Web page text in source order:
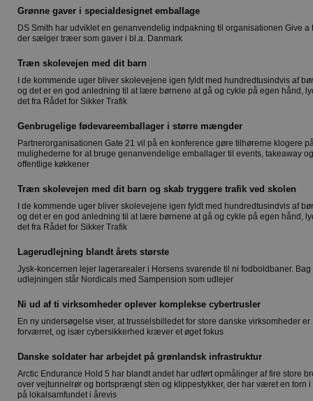
Grønne gaver i specialdesignet emballage
DS Smith har udviklet en genanvendelig indpakning til organisationen Give a
der sælger træer som gaver i bl.a. Danmark
Træn skolevejen med dit barn
I de kommende uger bliver skolevejene igen fyldt med hundredtusindvis af
og det er en god anledning til at lære børnene at gå og cykle på egen hånd,
det fra Rådet for Sikker Trafik
Genbrugelige fødevareemballager i større mængder
Partnerorganisationen Gate 21 vil på en konference gøre tilhørerne klogere
mulighederne for at bruge genanvendelige emballager til events, takeaway
offentlige køkkener
Træn skolevejen med dit barn og skab tryggere trafik ved skolen
I de kommende uger bliver skolevejene igen fyldt med hundredtusindvis af
og det er en god anledning til at lære børnene at gå og cykle på egen hånd,
det fra Rådet for Sikker Trafik
Lagerudlejning blandt årets største
Jysk-koncernen lejer lagerarealer i Horsens svarende til ni fodboldbaner. Bag
udlejningen står Nordicals med Sampension som udlejer
Ni ud af ti virksomheder oplever komplekse cybertrusler
En ny undersøgelse viser, at trusselsbilledet for store danske virksomheder er
forværret, og især cybersikkerhed kræver et øget fokus
Danske soldater har arbejdet på grønlandsk infrastruktur
Arctic Endurance Hold 5 har blandt andet har udført opmålinger af fire store
over vejtunnelrør og bortsprængt sten og klippestykker, der har været en torn i
på lokalsamfundet i årevis